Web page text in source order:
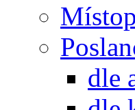
dle